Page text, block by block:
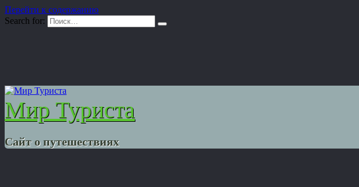
Перейти к содержанию
Search for:
Мир Туриста
Сайт о путешествиях